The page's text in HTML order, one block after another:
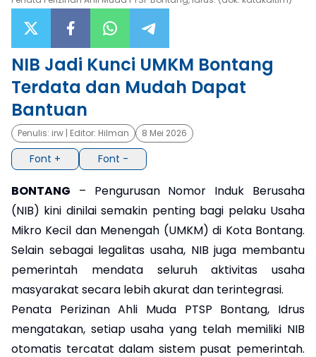
×
NIB Jadi Kunci UMKM Bontang
Terdata dan Mudah Dapat
Bantuan
Penulis: irw | Editor: Hilman 8 Mei 2026
Font + Font -
BONTANG – Pengurusan Nomor Induk Berusaha
(NIB) kini dinilai semakin penting bagi pelaku Usaha
Mikro Kecil dan Menengah (UMKM) di Kota Bontang.
Selain sebagai legalitas usaha, NIB juga membantu
pemerintah mendata seluruh aktivitas usaha
masyarakat secara lebih akurat dan terintegrasi.
Penata Perizinan Ahli Muda PTSP Bontang, Idrus
mengatakan, setiap usaha yang telah memiliki NIB
otomatis tercatat dalam sistem pusat pemerintah.